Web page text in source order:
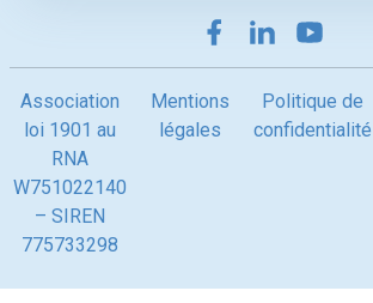
Association
loi 1901 au
RNA
W751022140
– SIREN
775733298
Mentions
légales
Politique de
confidentialité